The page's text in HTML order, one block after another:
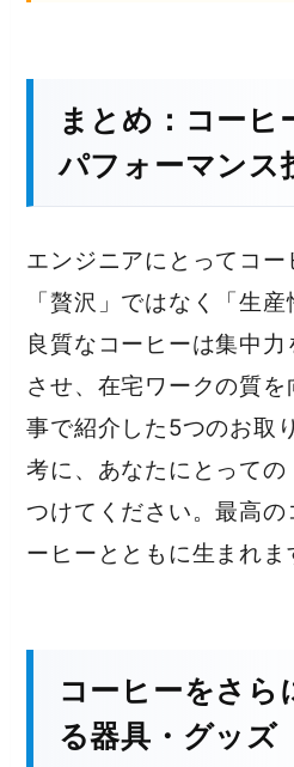
まとめ：コーヒ
パフォーマンス
エンジニアにとってコ
「贅沢」ではなく「生産
良質なコーヒーは集中
させ、在宅ワークの質
事で紹介した5つのお取
考に、あなたにとって
つけてください。最高
ーヒーとともに生まれま
コーヒーをさら
る器具・グッズ